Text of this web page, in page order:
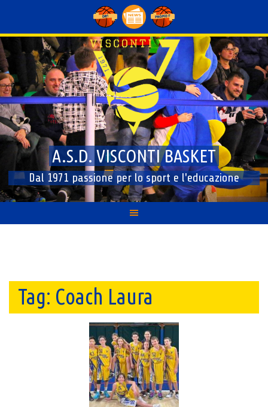
content
A.S.D. VISCONTI BASKET
Dal 1971 passione per lo sport e l'educazione
Tag: Coach Laura